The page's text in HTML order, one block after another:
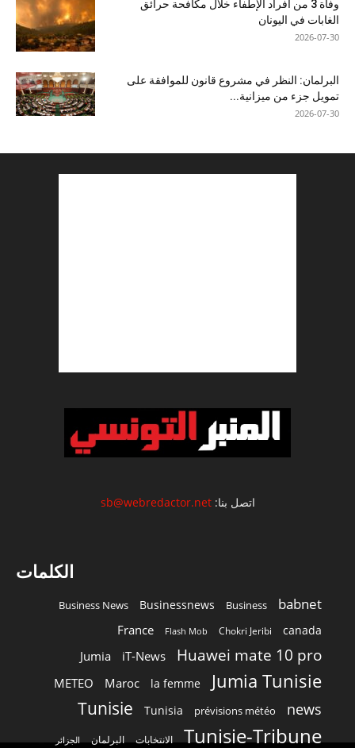
وفاة 3 من أفراد الإطفاء خلال مكافحة حرائق
الغابات في اليونان
2026-07-30
البرلمان: النظر في مشروع قانون للموافقة على
تمويل جزء من ميزانية...
2026-07-30
اتصل بنا:sb@webredactor.net
الكلمات
babnet
Business
Businessnews
Business News
canada
Chokri Jeribi
Flash Mob
France
Huawei mate 10 pro
iT-News
Jumia
Jumia Tunisie
la femme
Maroc
METEO
news
prévisions météo
Tunisia
Tunisie
Tunisie-Tribune الانتخابات البرلمان الجزائر